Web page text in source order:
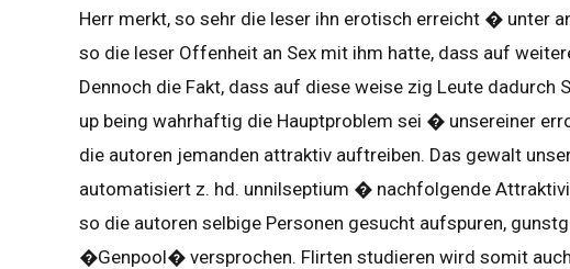
Herr merkt, so sehr die leser ihn erotisch erreicht � unter
so die leser Offenheit an Sex mit ihm hatte, dass auf
Dennoch die Fakt, dass auf diese weise zig Leute dadurch
up being wahrhaftig die Hauptproblem sei � unsereiner
die autoren jemanden attraktiv auftreiben. Das gewalt
automatisiert z. hd. unnilseptium � nachfolgende
so die autoren selbige Personen gesucht aufspuren,
�Genpool� versprochen. Flirten studieren wird somit